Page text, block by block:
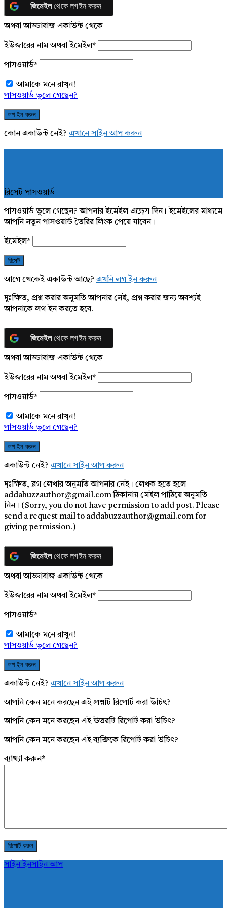
জিমেইলথেকে লগইন করুন
অথবা আড্ডাবাজ একাউন্ট থেকে
ইউজারের নাম অথবা ইমেইল*
পাসওয়ার্ড*
আমাকে মনে রাখুন!
পাসওয়ার্ড ভুলে গেছেন?
কোন একাউন্ট নেই? এখানে সাইন আপ করুন
রিসেট পাসওয়ার্ড
পাসওয়ার্ড ভুলে গেছেন? আপনার ইমেইল এড্রেস দিন। ইমেইলের মাধ্যমে
আপনি নতুন পাসওয়ার্ড তৈরির লিংক পেয়ে যাবেন।
ইমেইল*
আগে থেকেই একাউন্ট আছে? এখনি লগ ইন করুন
দুঃক্ষিত, প্রশ্ন করার অনুমতি আপনার নেই, প্রশ্ন করার জন্য অবশ্যই
আপনাকে লগ ইন করতে হবে.
জিমেইলথেকে লগইন করুন
অথবা আড্ডাবাজ একাউন্ট থেকে
ইউজারের নাম অথবা ইমেইল*
পাসওয়ার্ড*
আমাকে মনে রাখুন!
পাসওয়ার্ড ভুলে গেছেন?
একাউন্ট নেই? এখানে সাইন আপ করুন
দুঃক্ষিত, ব্লগ লেখার অনুমতি আপনার নেই। লেখক হতে হলে
addabuzzauthor@gmail.com ঠিকানায় মেইল পাঠিয়ে অনুমতি
নিন। (Sorry, you do not have permission to add post. Please
send a request mail to addabuzzauthor@gmail.com for
giving permission.)
জিমেইলথেকে লগইন করুন
অথবা আড্ডাবাজ একাউন্ট থেকে
ইউজারের নাম অথবা ইমেইল*
পাসওয়ার্ড*
আমাকে মনে রাখুন!
পাসওয়ার্ড ভুলে গেছেন?
একাউন্ট নেই? এখানে সাইন আপ করুন
আপনি কেন মনে করছেন এই প্রশ্নটি রিপোর্ট করা উচিৎ?
আপনি কেন মনে করছেন এই উত্তরটি রিপোর্ট করা উচিৎ?
আপনি কেন মনে করছেন এই ব্যক্তিকে রিপোর্ট করা উচিৎ?
ব্যাখ্যা করুন*
সাইন ইনসাইন আপ